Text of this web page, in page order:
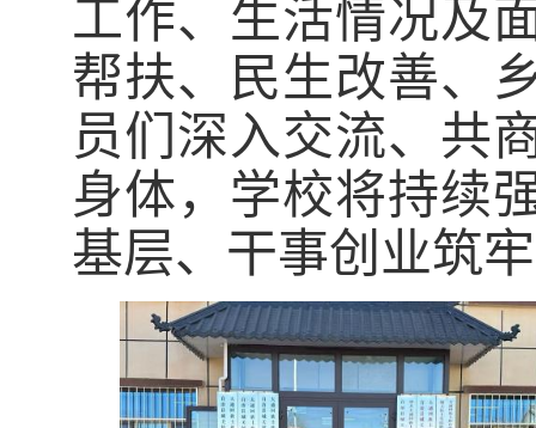
工作、生活情况及
帮扶、民生改善、
员们深入交流、共
身体，学校将持续
基层、干事创业筑